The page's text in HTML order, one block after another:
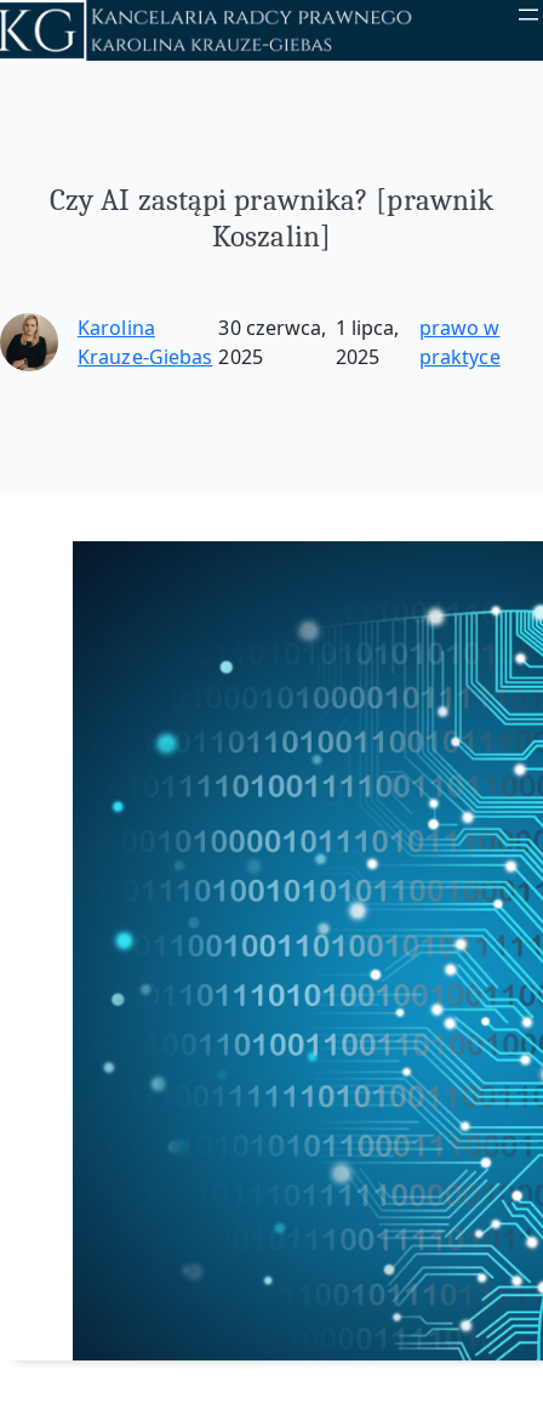
Przejdź
do
Czy AI zastąpi prawnika? [prawnik
Koszalin]
Karolina
Krauze-Giebas
30 czerwca,
2025
1 lipca,
2025
prawo w
praktyce